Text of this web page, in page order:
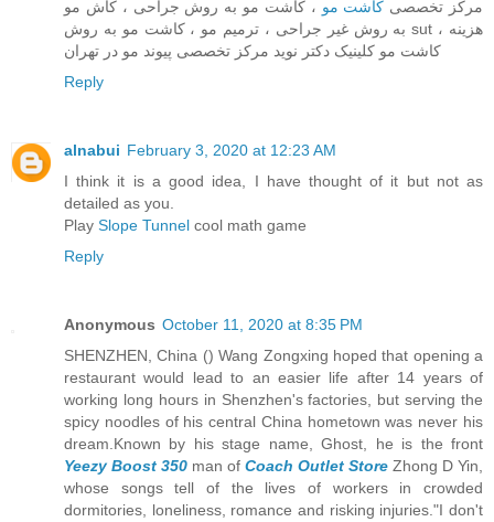
مرکز تخصصی کاشت مو ، کاشت مو به روش جراحی ، کاش مو
به روش غیر جراحی ، ترمیم مو ، کاشت مو به روش sut ، هزینه
کاشت مو کلینیک دکتر نوید مرکز تخصصی پیوند مو در تهران
Reply
alnabui February 3, 2020 at 12:23 AM
I think it is a good idea, I have thought of it but not as
detailed as you.
Play Slope Tunnel cool math game
Reply
Anonymous October 11, 2020 at 8:35 PM
SHENZHEN, China () Wang Zongxing hoped that opening a
restaurant would lead to an easier life after 14 years of
working long hours in Shenzhen's factories, but serving the
spicy noodles of his central China hometown was never his
dream.Known by his stage name, Ghost, he is the front
Yeezy Boost 350 man of Coach Outlet Store Zhong D Yin,
whose songs tell of the lives of workers in crowded
dormitories, loneliness, romance and risking injuries."I don't